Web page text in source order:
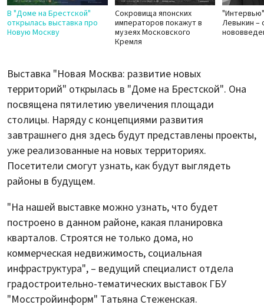
В "Доме на Брестской"
открылась выставка про
Новую Москву
Сокровища японских
императоров покажут в
музеях Московского
Кремля
Левыкин –
Выставка "Новая Москва: развитие новых
территорий" открылась в "Доме на Брестской". Она
посвящена пятилетию увеличения площади
столицы. Наряду с концепциями развития
завтрашнего дня здесь будут представлены проекты,
уже реализованные на новых территориях.
Посетители смогут узнать, как будут выглядеть
районы в будущем.
"На нашей выставке можно узнать, что будет
построено в данном районе, какая планировка
кварталов. Строятся не только дома, но
коммерческая недвижимость, социальная
инфраструктура", – ведущий специалист отдела
градостроительно-тематических выставок ГБУ
"Мосстройинформ" Татьяна Стеженская.